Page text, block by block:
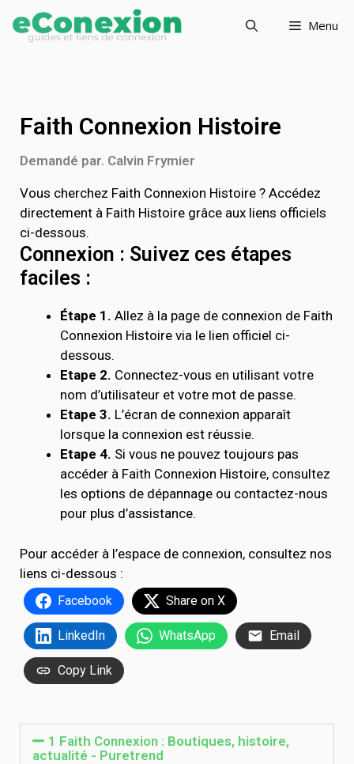
Menu
Faith Connexion Histoire
Demandé par. Calvin Frymier
Vous cherchez Faith Connexion Histoire ? Accédez
directement à Faith Histoire grâce aux liens officiels
ci-dessous.
Connexion : Suivez ces étapes
faciles :
Étape 1. Allez à la page de connexion de Faith
Connexion Histoire via le lien officiel ci-
dessous.
Etape 2. Connectez-vous en utilisant votre
nom d’utilisateur et votre mot de passe.
Etape 3. L’écran de connexion apparaît
lorsque la connexion est réussie.
Etape 4. Si vous ne pouvez toujours pas
accéder à Faith Connexion Histoire, consultez
les options de dépannage ou contactez-nous
pour plus d’assistance.
Pour accéder à l’espace de connexion, consultez nos
liens ci-dessous :
Facebook Share on X
LinkedIn WhatsApp Email
Copy Link
1 Faith Connexion : Boutiques, histoire,
actualité - Puretrend